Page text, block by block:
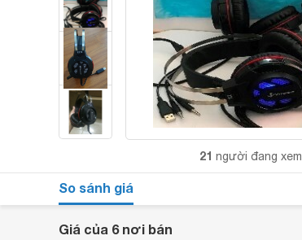
21 người đang xem
So sánh giá
Giá của 6 nơi bán